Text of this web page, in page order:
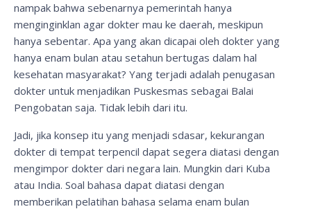
nampak bahwa sebenarnya pemerintah hanya
menginginklan agar dokter mau ke daerah, meskipun
hanya sebentar. Apa yang akan dicapai oleh dokter yang
hanya enam bulan atau setahun bertugas dalam hal
kesehatan masyarakat? Yang terjadi adalah penugasan
dokter untuk menjadikan Puskesmas sebagai Balai
Pengobatan saja. Tidak lebih dari itu.
Jadi, jika konsep itu yang menjadi sdasar, kekurangan
dokter di tempat terpencil dapat segera diatasi dengan
mengimpor dokter dari negara lain. Mungkin dari Kuba
atau India. Soal bahasa dapat diatasi dengan
memberikan pelatihan bahasa selama enam bulan